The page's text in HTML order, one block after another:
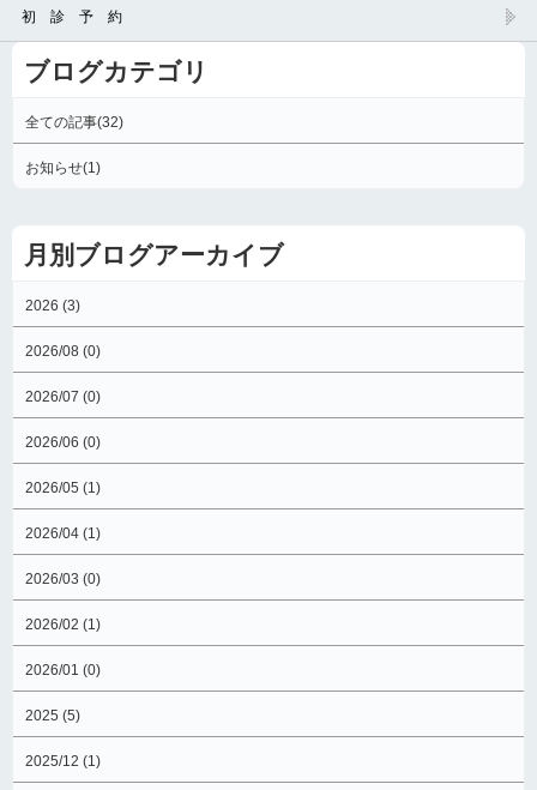
初 診 予 約
ブログカテゴリ
全ての記事(32)
お知らせ(1)
月別ブログアーカイブ
2026 (3)
2026/08 (0)
2026/07 (0)
2026/06 (0)
2026/05 (1)
2026/04 (1)
2026/03 (0)
2026/02 (1)
2026/01 (0)
2025 (5)
2025/12 (1)